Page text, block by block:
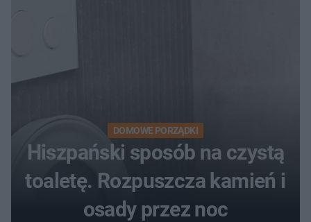
DOMOWE PORZĄDKI
Hiszpański sposób na czystą
toaletę. Rozpuszcza kamień i
osady przez noc